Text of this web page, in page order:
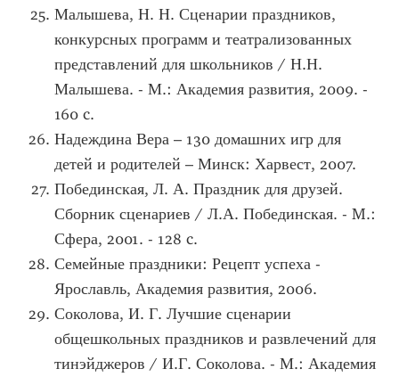
Малышева, Н. Н. Сценарии праздников,
конкурсных программ и театрализованных
представлений для школьников / Н.Н.
Малышева. - М.: Академия развития, 2009. -
160 c.
Надеждина Вера – 130 домашних игр для
детей и родителей – Минск: Харвест, 2007.
Побединская, Л. А. Праздник для друзей.
Сборник сценариев / Л.А. Побединская. - M.:
Сфера, 2001. - 128 c.
Семейные праздники: Рецепт успеха -
Ярославль, Академия развития, 2006.
Соколова, И. Г. Лучшие сценарии
общешкольных праздников и развлечений для
тинэйджеров / И.Г. Соколова. - М.: Академия